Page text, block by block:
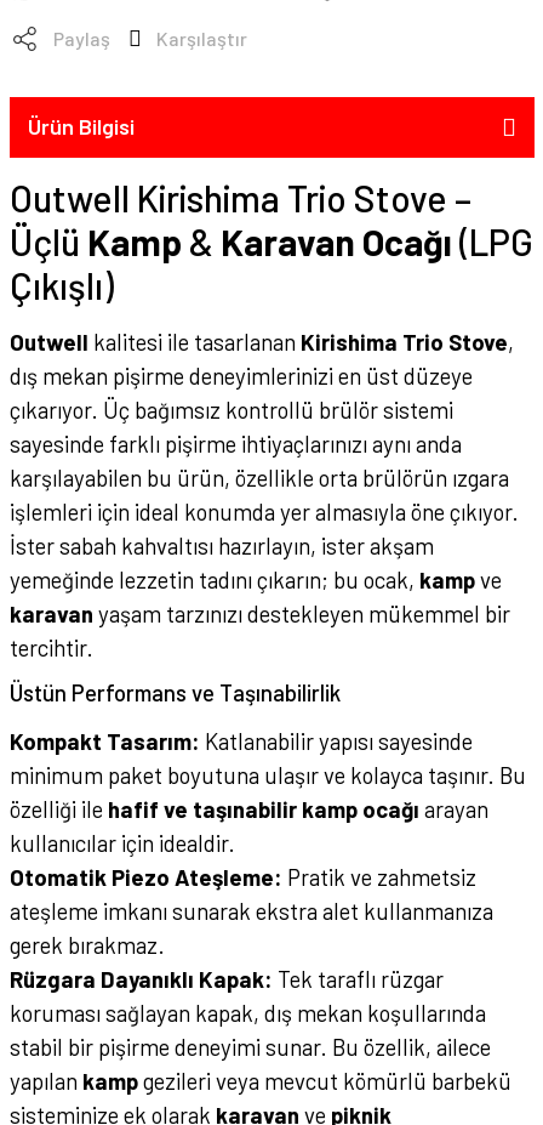
Paylaş Karşılaştır
Ürün Bilgisi
Outwell Kirishima Trio Stove –
Üçlü Kamp & Karavan Ocağı(LPG
Çıkışlı)
Outwell kalitesi ile tasarlanan Kirishima Trio Stove,
dış mekan pişirme deneyimlerinizi en üst düzeye
çıkarıyor. Üç bağımsız kontrollü brülör sistemi
sayesinde farklı pişirme ihtiyaçlarınızı aynı anda
karşılayabilen bu ürün, özellikle orta brülörün ızgara
işlemleri için ideal konumda yer almasıyla öne çıkıyor.
İster sabah kahvaltısı hazırlayın, ister akşam
yemeğinde lezzetin tadını çıkarın; bu ocak, kampve
karavan yaşam tarzınızı destekleyen mükemmel bir
tercihtir.
Üstün Performans ve Taşınabilirlik
Kompakt Tasarım: Katlanabilir yapısı sayesinde
minimum paket boyutuna ulaşır ve kolayca taşınır. Bu
özelliği ile hafif ve taşınabilir kamp ocağı arayan
kullanıcılar için idealdir.
Otomatik Piezo Ateşleme: Pratik ve zahmetsiz
ateşleme imkanı sunarak ekstra alet kullanmanıza
gerek bırakmaz.
Rüzgara Dayanıklı Kapak: Tek taraflı rüzgar
koruması sağlayan kapak, dış mekan koşullarında
stabil bir pişirme deneyimi sunar. Bu özellik, ailece
yapılan kampgezileri veya mevcut kömürlü barbekü
sisteminize ek olarak karavan ve piknik